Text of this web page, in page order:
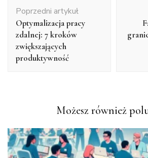
wpisu
Poprzedni artykuł
Optymalizacja pracy
zdalnej: 7 kroków
zwiększających
produktywność
Możesz również